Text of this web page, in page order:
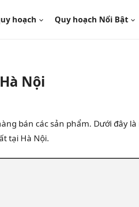
hoạch Quy hoạch Nổi Bật
Nội
bán các sản phẩm. Dưới đây
tại Hà Nội.